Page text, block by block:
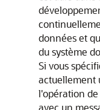
données et
du système
Si vous
actuellement
l'opération
avec un